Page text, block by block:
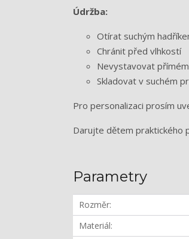
Údržba:
Otírat suchým
Chránit před vlhkostí
Nevystavovat
Skladovat v suchém
Pro personalizaci prosím
Darujte dětem praktického
Parametry
Rozměr
Materiál